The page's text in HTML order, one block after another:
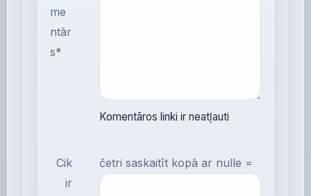
me
ntār
s*
Komentāros linki ir neatļauti
Cik
ir
četri saskaitīt kopā ar nulle =